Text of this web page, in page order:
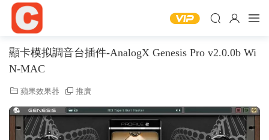
顯卡模拟調音台插件-AnalogX Genesis Pro v2.0.0b Wi
N-MAC
蘋果效果器 推廣